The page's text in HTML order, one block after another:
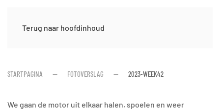
Terug naar hoofdinhoud
STARTPAGINA FOTOVERSLAG 2023-WEEK42
We gaan de motor uit elkaar halen, spoelen en weer